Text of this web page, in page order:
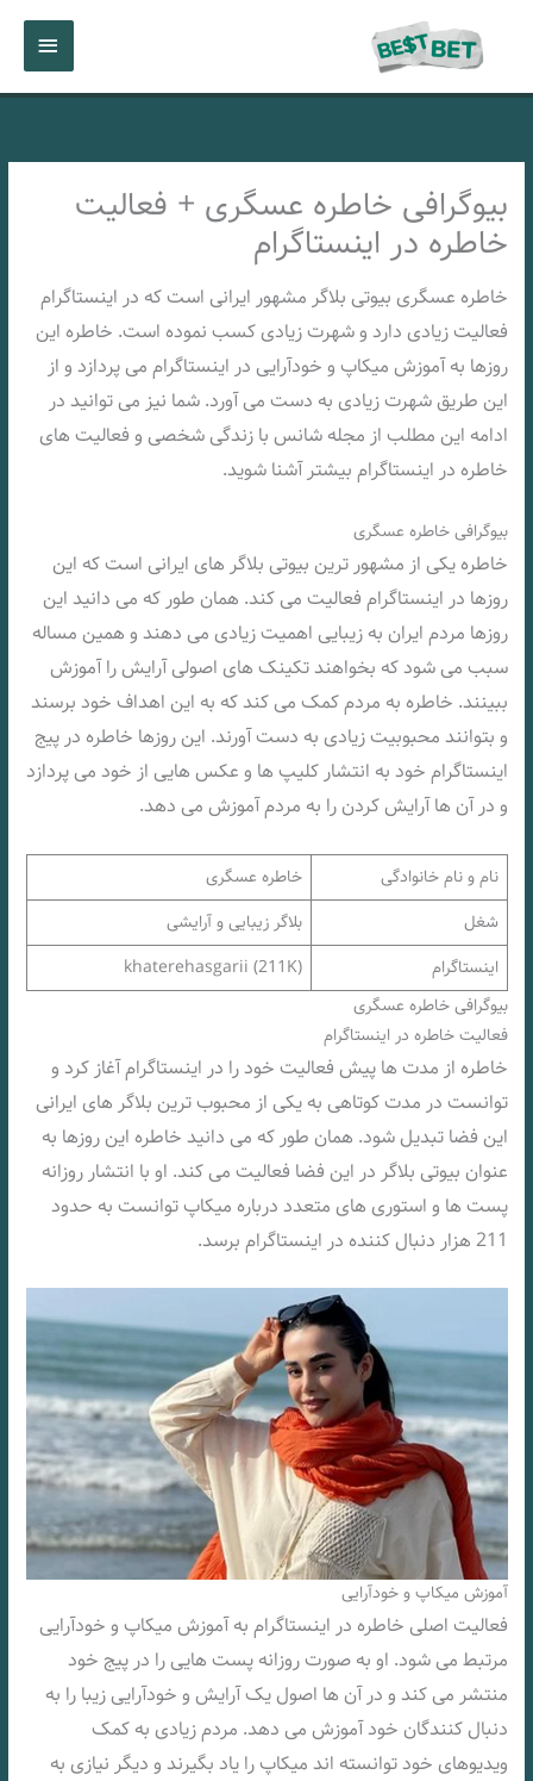
اصلی
بیوگرافی خاطره عسگری + فعالیت
خاطره در اینستاگرام
خاطره عسگری بیوتی بلاگر مشهور ایرانی است که در اینستاگرام
فعالیت زیادی دارد و شهرت زیادی کسب نموده است. خاطره این
روزها به آموزش میکاپ و خودآرایی در اینستاگرام می پردازد و از
این طریق شهرت زیادی به دست می آورد. شما نیز می توانید در
ادامه این مطلب از مجله شانس با زندگی شخصی و فعالیت های
خاطره در اینستاگرام بیشتر آشنا شوید.
بیوگرافی خاطره عسگری
خاطره یکی از مشهور ترین بیوتی بلاگر های ایرانی است که این
روزها در اینستاگرام فعالیت می کند. همان طور که می دانید این
روزها مردم ایران به زیبایی اهمیت زیادی می دهند و همین مساله
سبب می شود که بخواهند تکینک های اصولی آرایش را آموزش
ببینند. خاطره به مردم کمک می کند که به این اهداف خود برسند
و بتوانند محبوبیت زیادی به دست آورند. این روزها خاطره در پیج
اینستاگرام خود به انتشار کلیپ ها و عکس هایی از خود می پردازد
و در آن ها آرایش کردن را به مردم آموزش می دهد.
نام و نام خانوادگی
خاطره عسگری
شغل
بلاگر زیبایی و آرایشی
اینستاگرام
khaterehasgarii (211K)
بیوگرافی خاطره عسگری
فعالیت خاطره در اینستاگرام
خاطره از مدت ها پیش فعالیت خود را در اینستاگرام آغاز کرد و
توانست در مدت کوتاهی به یکی از محبوب ترین بلاگر های ایرانی
این فضا تبدیل شود. همان طور که می دانید خاطره این روزها به
عنوان بیوتی بلاگر در این فضا فعالیت می کند. او با انتشار روزانه
پست ها و استوری های متعدد درباره میکاپ توانست به حدود
211 هزار دنبال کننده در اینستاگرام برسد.
آموزش میکاپ و خودآرایی
فعالیت اصلی خاطره در اینستاگرام به آموزش میکاپ و خودآرایی
مرتبط می شود. او به صورت روزانه پست هایی را در پیج خود
منتشر می کند و در آن ها اصول یک آرایش و خودآرایی زیبا را به
دنبال کنندگان خود آموزش می دهد. مردم زیادی به کمک
ویدیوهای خود توانسته اند میکاپ را یاد بگیرند و دیگر نیازی به